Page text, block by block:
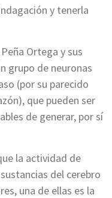
y tenerla
Ortega y sus
grupo de neuronas
(por su parecido
que pueden ser
de generar, por sí
la actividad de
del cerebro
una de ellas es la